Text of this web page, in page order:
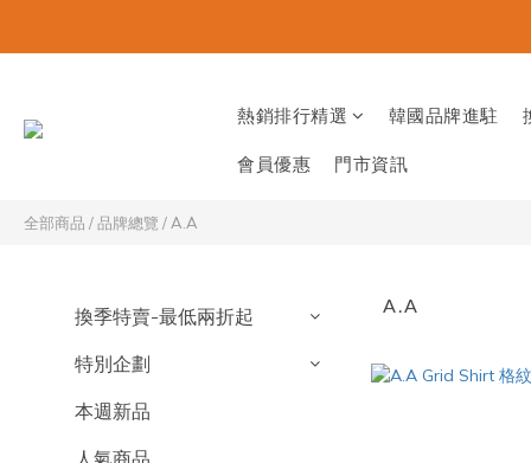
熱銷排行精選 韓國品牌進駐
會員優惠 門市資訊
全部商品 /品牌總覽 / A.A
換季特賣-最低兩折起
特別企劃
本週新品
人氣商品
A.A